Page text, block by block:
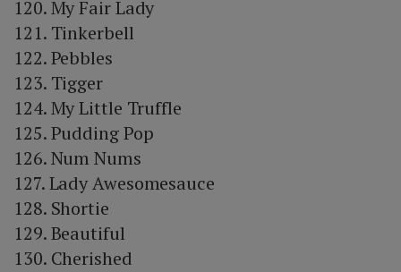
120. My Fair Lady
121. Tinkerbell
122. Pebbles
123. Tigger
124. My Little Truffle
125. Pudding Pop
126. Num Nums
127. Lady Awesomesauce
128. Shortie
129. Beautiful
130. Cherished